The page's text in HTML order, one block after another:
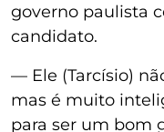
governo paulista
candidato.
— Ele (Tarcísio)
mas é muito
para ser um bom